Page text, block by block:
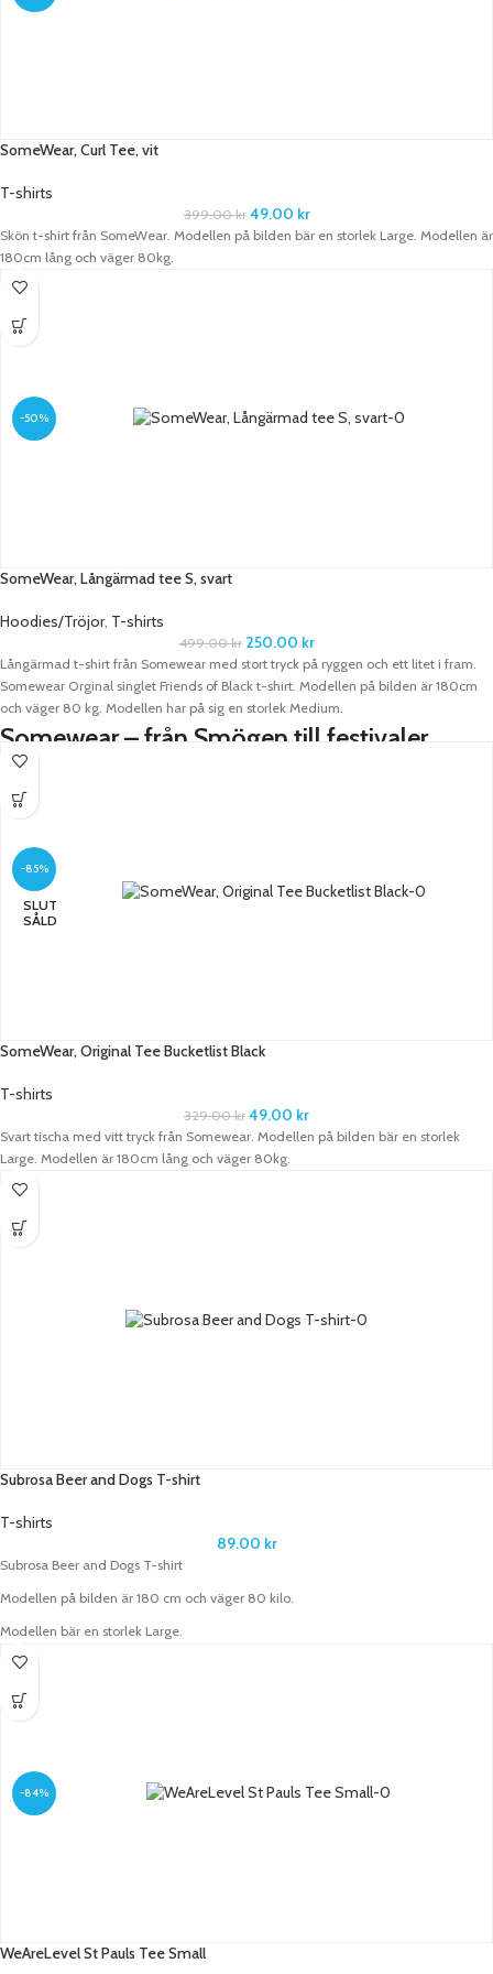
SomeWear, Curl Tee, vit
T-shirts
399.00kr 49.00 kr
Skön t-shirt från SomeWear. Modellen på bilden bär en storlek Large. Modellen är
180cm lång och väger 80kg.
-50%
SomeWear, Långärmad tee S, svart
Hoodies/Tröjor, T-shirts
499.00kr 250.00 kr
Långärmad t-shirt från Somewear med stort tryck på ryggen och ett litet i fram.
Somewear Orginal singlet Friends of Black t-shirt. Modellen på bilden är 180cm
och väger 80 kg. Modellen har på sig en storlek Medium.
Somewear – från Smögen till festivaler
under den intensiva sommarperioden. De bestämde sig för att starta upp ett
plagg som bärs av personer som gillar festivallivet och att njuta av härliga
sommarkvällar. Plaggen är tillverkade för att vara avslappnade och ge maximal
rörelsefrihet.
-85%
SLUT
SÅLD
SomeWear, Original Tee Bucketlist Black
T-shirts
329.00kr 49.00 kr
Svart tischa med vitt tryck från Somewear. Modellen på bilden bär en storlek
Large. Modellen är 180cm lång och väger 80kg.
Subrosa Beer and Dogs T-shirt
T-shirts
89.00 kr
Subrosa Beer and Dogs T-shirt
Modellen på bilden är 180 cm och väger 80 kilo.
Modellen bär en storlek Large.
-84%
WeAreLevel St Pauls Tee Small